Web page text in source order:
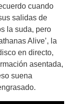
cuando
salidas de
la suda, pero
Alive’, la
en directo,
asentada,
suena